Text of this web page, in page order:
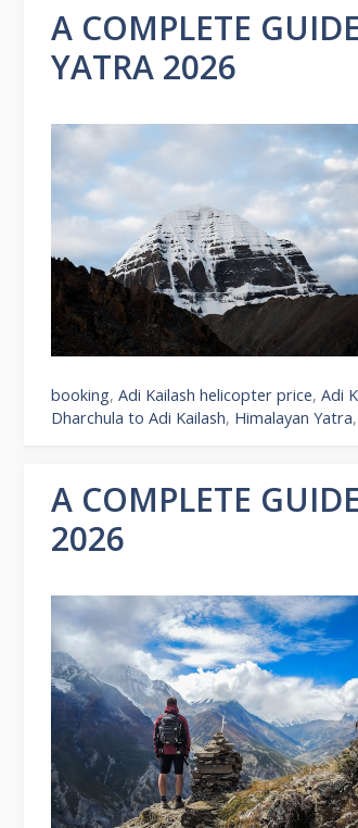
A COMPLETE
YATRA 2026
booking, Adi Kailash helicopter price, Adi
Dharchula to Adi Kailash, Himalayan Yatra,
A COMPLETE
2026